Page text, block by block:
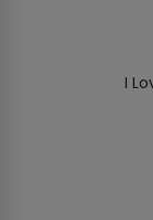
I